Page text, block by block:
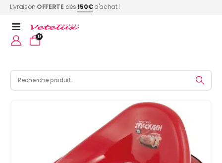
Livraison OFFERTE dès150€d'achat !
0